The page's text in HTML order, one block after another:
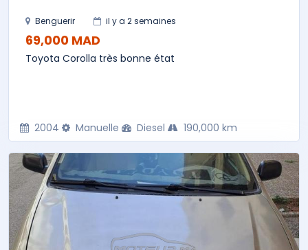
Benguerir il y a 2 semaines
69,000 MAD
Toyota Corolla très bonne état
2004 Manuelle Diesel 190,000 km